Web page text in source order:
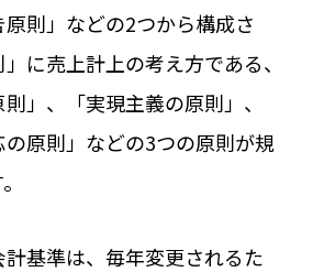
則」などの2つから構成さ
に売上計上の考え方である、
則」、「実現主義の原則」、
の原則」などの3つの原則が規
基準は、毎年変更されるた